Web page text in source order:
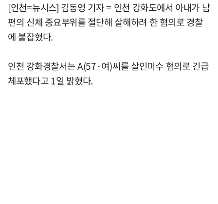
[인천=뉴시스] 김동영 기자 = 인천 강화도에서 아내가 남
편의 신체 중요부위를 절단해 살해하려 한 혐의로 경찰
에 붙잡혔다.
인천 강화경찰서는 A(57·여)씨를 살인미수 혐의로 긴급
체포했다고 1일 밝혔다.